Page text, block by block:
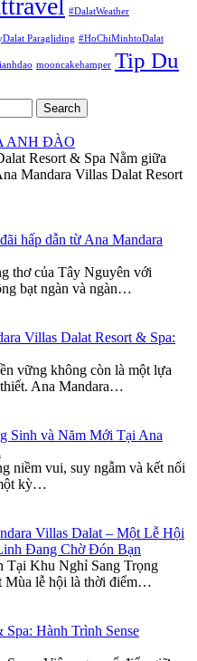
#DalatWeather
Paragliding #HoChiMinhtoDalat
mooncakehamper Tip Du
ANH ĐÀO
Resort & Spa Nằm giữa
Mandara Villas Dalat Resort
hấp dẫn từ Ana Mandara
thơ của Tây Nguyên với
bạt ngàn và ngàn…
Villas Dalat Resort & Spa:
vững không còn là một lựa
thiết. Ana Mandara…
Sinh và Năm Mới Tại Ana
niềm vui, suy ngẫm và kết nối
kỳ…
Villas Dalat – Một Lễ Hội
Đang Chờ Đón Bạn
Tại Khu Nghỉ Sang Trọng
Mùa lễ hội là thời điểm…
Hành Trình Sense